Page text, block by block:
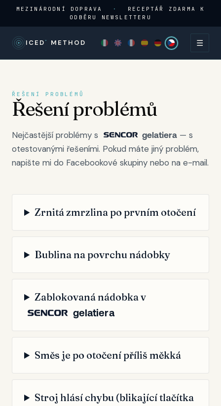
MEZINÁRODNÍ DOPRAVA ·
RECEPTÁŘ ZDARMA K
ODBĚRU NEWSLETTERU
ICED ° METHOD ☰
ŘEŠENÍ PROBLÉMŮ
Řešení problémů
Nejčastější problémy s gelatiera— s
otestovanými řešeními. Pokud máte jiný problém,
napište mi do Facebookové skupiny nebo na e-mail.
Zrnitá zmrzlina po prvním otočení
Bublina na povrchu nádobky
Zablokovaná nádobka v
gelatiera
Směs je po otočení příliš měkká
Stroj hlásí chybu (blikající tlačítka